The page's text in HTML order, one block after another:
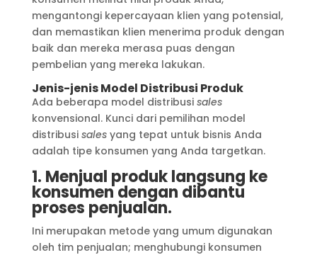
mengantongi kepercayaan klien yang potensial,
dan memastikan klien menerima produk dengan
baik dan mereka merasa puas dengan
pembelian yang mereka lakukan.
Jenis-jenis Model Distribusi Produk
Ada beberapa model distribusi sales
konvensional. Kunci dari pemilihan model
distribusi salesyang tepat untuk bisnis Anda
adalah tipe konsumen yang Anda targetkan.
1. Menjual produk langsung ke
konsumen dengan dibantu
proses penjualan.
Ini merupakan metode yang umum digunakan
oleh tim penjualan; menghubungi konsumen